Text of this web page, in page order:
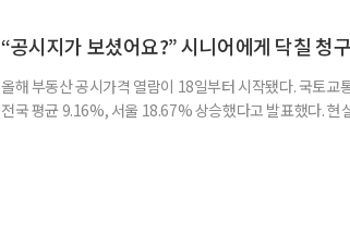
고 있다는 뜻으로 읽힌다. 지난 1일 미국의 은퇴보장 전문
“공시지가 보셨어요?” 시니어에게 닥칠 청
올해 부동산 공시가격 열람이 18일부터 시작됐다. 국토
전국 평균 9.16%, 서울 18.67% 상승했다고 발표했다.